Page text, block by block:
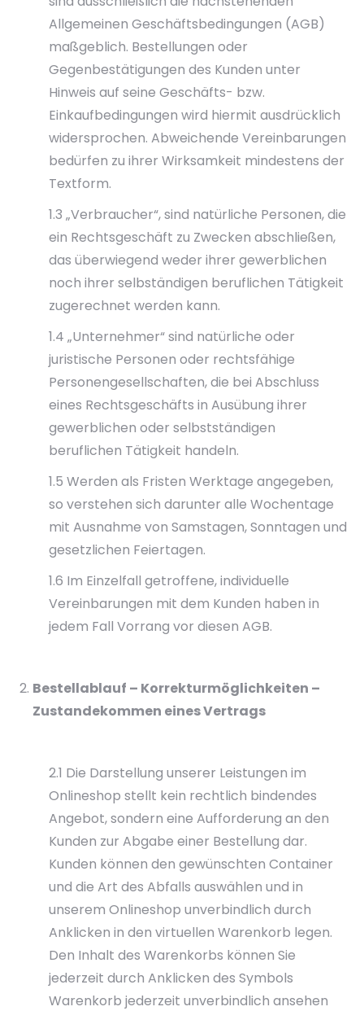
Allgemeinen Geschäftsbedingungen (AGB)
maßgeblich. Bestellungen oder
Gegenbestätigungen des Kunden unter
Hinweis auf seine Geschäfts- bzw.
Einkaufbedingungen wird hiermit ausdrücklich
widersprochen. Abweichende Vereinbarungen
bedürfen zu ihrer Wirksamkeit mindestens der
Textform.
1.3 „Verbraucher“, sind natürliche Personen, die
ein Rechtsgeschäft zu Zwecken abschließen,
das überwiegend weder ihrer gewerblichen
noch ihrer selbständigen beruflichen Tätigkeit
zugerechnet werden kann.
1.4 „Unternehmer“ sind natürliche oder
juristische Personen oder rechtsfähige
Personengesellschaften, die bei Abschluss
eines Rechtsgeschäfts in Ausübung ihrer
gewerblichen oder selbstständigen
beruflichen Tätigkeit handeln.
1.5 Werden als Fristen Werktage angegeben,
so verstehen sich darunter alle Wochentage
mit Ausnahme von Samstagen, Sonntagen und
gesetzlichen Feiertagen.
1.6 Im Einzelfall getroffene, individuelle
Vereinbarungen mit dem Kunden haben in
jedem Fall Vorrang vor diesen AGB.
Bestellablauf – Korrekturmöglichkeiten –
Zustandekommen eines Vertrags
2.1 Die Darstellung unserer Leistungen im
Onlineshop stellt kein rechtlich bindendes
Angebot, sondern eine Aufforderung an den
Kunden zur Abgabe einer Bestellung dar.
Kunden können den gewünschten Container
und die Art des Abfalls auswählen und in
unserem Onlineshop unverbindlich durch
Anklicken in den virtuellen Warenkorb legen.
Den Inhalt des Warenkorbs können Sie
jederzeit durch Anklicken des Symbols
Warenkorb jederzeit unverbindlich ansehen